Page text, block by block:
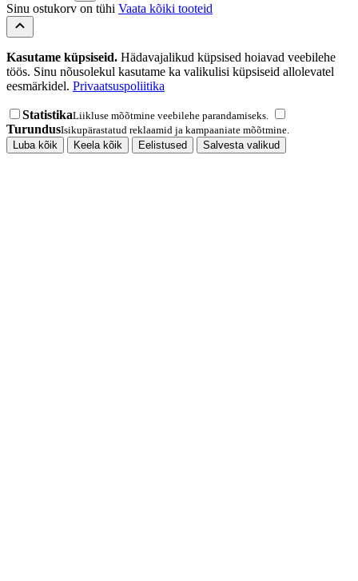
Sinu ostukorv on tühi Vaata kõiki tooteid
Kasutame küpsiseid. Hädavajalikud küpsised hoiavad veebilehe
töös. Sinu nõusolekul kasutame ka valikulisi küpsiseid allolevatel
eesmärkidel. Privaatsuspoliitika
StatistikaLiikluse mõõtmine veebilehe parandamiseks.
TurundusIsikupärastatud reklaamid ja kampaaniate mõõtmine.
Luba kõik
Keela kõik Eelistused Salvesta valikud